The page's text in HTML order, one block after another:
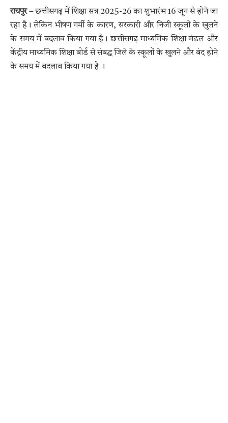
रायपुर –छत्तीसगढ़ में शिक्षा सत्र 2025-26 का शुभारंभ 16 जून से होने जा
रहा है। लेकिन भीषण गर्मी के कारण, सरकारी और निजी स्कूलों के खुलने
के समय में बदलाव किया गया है। छत्तीसगढ़ माध्यमिक शिक्षा मंडल और
केंद्रीय माध्यमिक शिक्षा बोर्ड से संबद्ध जिले के स्कूलों के खुलने और बंद होने
के समय में बदलाव किया गया है ।